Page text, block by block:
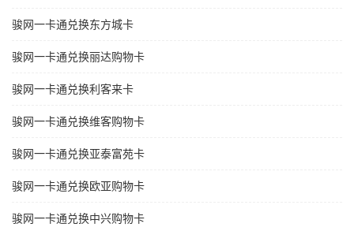
骏网一卡通兑换东方城卡
骏网一卡通兑换丽达购物卡
骏网一卡通兑换利客来卡
骏网一卡通兑换维客购物卡
骏网一卡通兑换亚泰富苑卡
骏网一卡通兑换欧亚购物卡
骏网一卡通兑换中兴购物卡